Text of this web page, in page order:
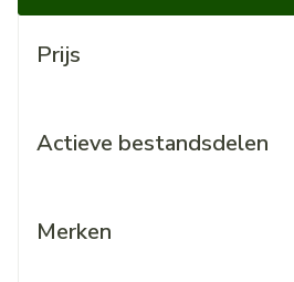
Prijs
Actieve bestandsdelen
Merken